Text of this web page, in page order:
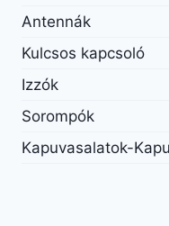
Antennák
Kulcsos kapcsoló
Izzók
Sorompók
Kapuvasalatok-